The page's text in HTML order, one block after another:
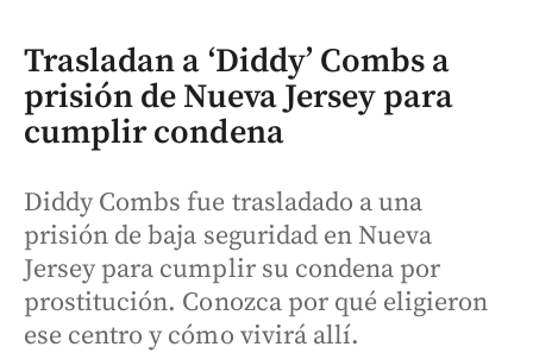
Trasladan a ‘Diddy’ Combs a
prisión de Nueva Jersey para
cumplir condena
Diddy Combs fue trasladado a una
prisión de baja seguridad en Nueva
Jersey para cumplir su condena por
prostitución. Conozca por qué eligieron
ese centro y cómo vivirá allí.